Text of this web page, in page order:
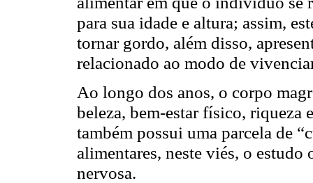
para sua idade e altura; assim,
tornar gordo, além disso,
relacionado ao modo de
Ao longo dos anos, o corpo
beleza, bem-estar físico, riqueza
também possui uma parcela de
alimentares, neste viés, o estudo
nervosa.